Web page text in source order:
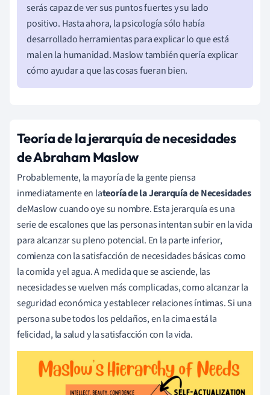
serás capaz de ver sus puntos fuertes y su lado
positivo. Hasta ahora, la psicología sólo había
desarrollado herramientas para explicar lo que está
mal en la humanidad. Maslow también quería explicar
cómo ayudar a que las cosas fueran bien.
Teoría de la jerarquía de necesidades
de Abraham Maslow
Probablemente, la mayoría de la gente piensa
inmediatamente en lateoría de la Jerarquía de Necesidades
deMaslowcuando oye su nombre. Esta jerarquía es una
serie de escalones que las personas intentan subir en la vida
para alcanzar su pleno potencial. En la parte inferior,
comienza con la satisfacción de necesidades básicas como
la comida y el agua. A medida que se asciende, las
necesidades se vuelven más complicadas, como alcanzar la
seguridad económica y establecer relaciones íntimas. Si una
persona sube todos los peldaños, en la cima está la
felicidad, la salud y la satisfacción con la vida.